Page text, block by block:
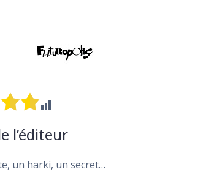
l’éditeur
un harki, un secret…